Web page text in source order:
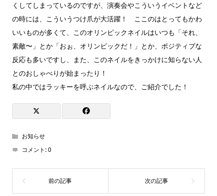
くしてしまっているのですが、演奏会やこういうイベントなど
の時には、こういうつけ爪が大活躍！ ここのはとってもかわ
いいものが多くて、このオリンピックネイルはいつも「それ、
素敵〜」とか「おぉ、オリンピックだ！」とか、ポジティブな
反応も多いですし、また、このネイルをきっかけに知らない人
とのおしゃべりが始まったり！
私の中ではラッキーを呼ぶネイルなので、ご紹介でした！
お知らせ
コメント:0